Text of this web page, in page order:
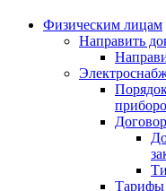
Физическим лицам
Направить
Тарифы